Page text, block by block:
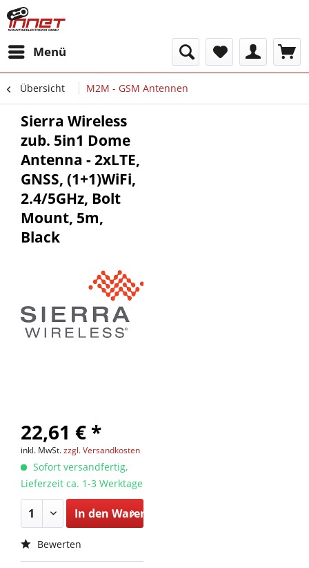
Menü
Übersicht M2M - GSM Antennen
Sierra Wireless
zub. 5in1 Dome
Antenna - 2xLTE,
GNSS, (1+1)WiFi,
2.4/5GHz, Bolt
Mount, 5m,
Black
22,61 € *
inkl. MwSt.zzgl. Versandkosten
Sofort versandfertig,
Lieferzeit ca. 1-3 Werktage
In den Warenkorb
Bewerten